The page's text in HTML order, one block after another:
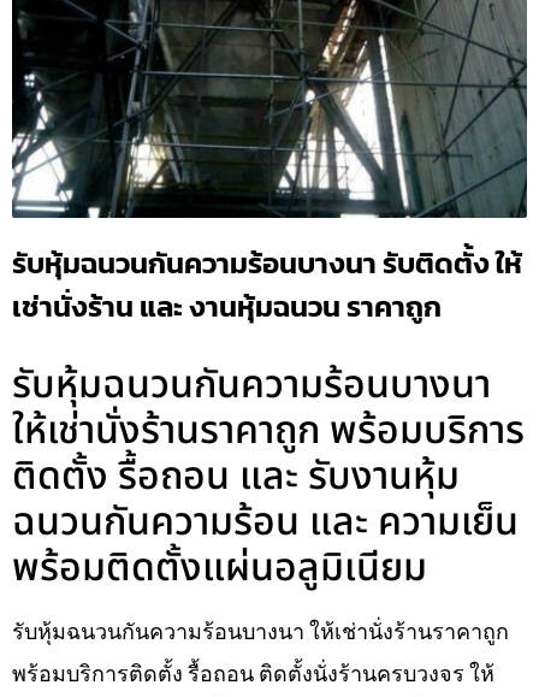
รับหุ้มฉนวนกันความร้อนบางนา รับติดตั้ง ให้
เช่านั่งร้าน และ งานหุ้มฉนวน ราคาถูก
รับหุ้มฉนวนกันความร้อนบางนา
ให้เช่านั่งร้านราคาถูก พร้อมบริการ
ติดตั้ง รื้อถอน และ รับงานหุ้ม
ฉนวนกันความร้อน และ ความเย็น
พร้อมติดตั้งแผ่นอลูมิเนียม
รับหุ้มฉนวนกันความร้อนบางนา ให้เช่านั่งร้านราคาถูก
พร้อมบริการติดตั้ง รื้อถอน ติดตั้งนั่งร้านครบวงจร ให้